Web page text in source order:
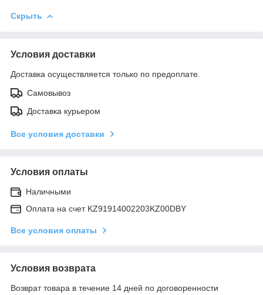
Скрыть
Условия доставки
Доставка осуществляется только по предоплате.
Самовывоз
Доставка курьером
Все условия доставки
Условия оплаты
Наличными
Оплата на счет KZ91914002203KZ00DBY
Все условия оплаты
Условия возврата
Возврат товара в течение 14 дней по договоренности